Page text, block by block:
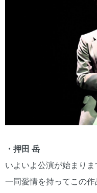
・押田 岳
いよいよ公演が始まり
一同愛情を持ってこの作